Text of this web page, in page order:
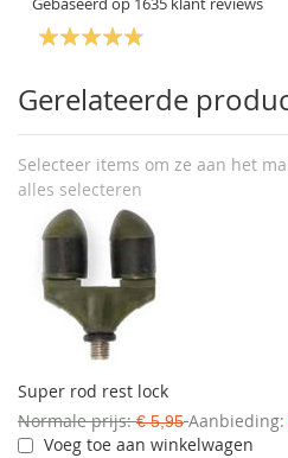
Gerelateerde
Selecteer items om ze aan het
alles selecteren
Super rod rest lock
Normale prijs € 5,95 Aanbieding
Voeg toe aan winkelwagen